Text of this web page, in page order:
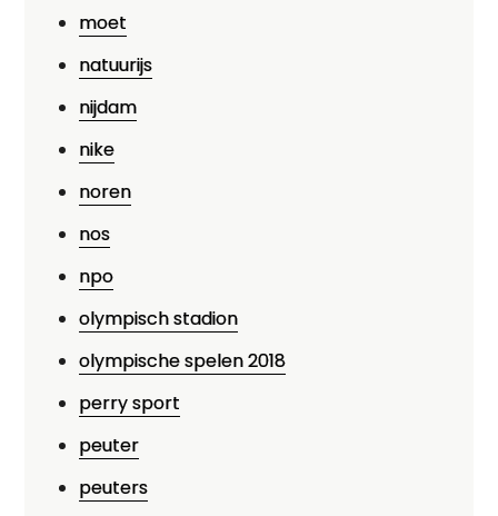
moet
natuurijs
nijdam
nike
noren
nos
npo
olympisch stadion
olympische spelen 2018
perry sport
peuter
peuters